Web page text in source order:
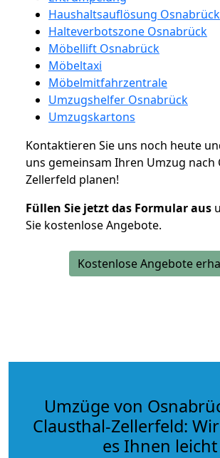
Haushaltsauflösung Osnabrück
Halteverbotszone Osnabrück
Möbellift Osnabrück
Möbeltaxi
Möbelmitfahrzentrale
Umzugshelfer Osnabrück
Umzugskartons
Kontaktieren Sie uns noch heute
uns gemeinsam Ihren Umzug nach
Zellerfeld planen!
Füllen Sie jetzt das Formular aus
Sie kostenlose Angebote.
Kostenlose Angebote
Umzüge von
Clausthal-Zellerfeld:
es Ihnen leicht